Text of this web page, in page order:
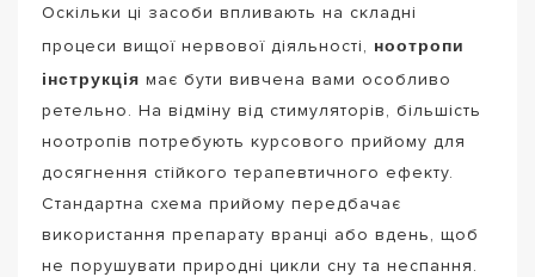
Оскільки ці засоби впливають на складні
процеси вищої нервової діяльності, ноотропи
інструкція має бути вивчена вами особливо
ретельно. На відміну від стимуляторів, більшість
ноотропів потребують курсового прийому для
досягнення стійкого терапевтичного ефекту.
Стандартна схема прийому передбачає
використання препарату вранці або вдень, щоб
не порушувати природні цикли сну та неспання.